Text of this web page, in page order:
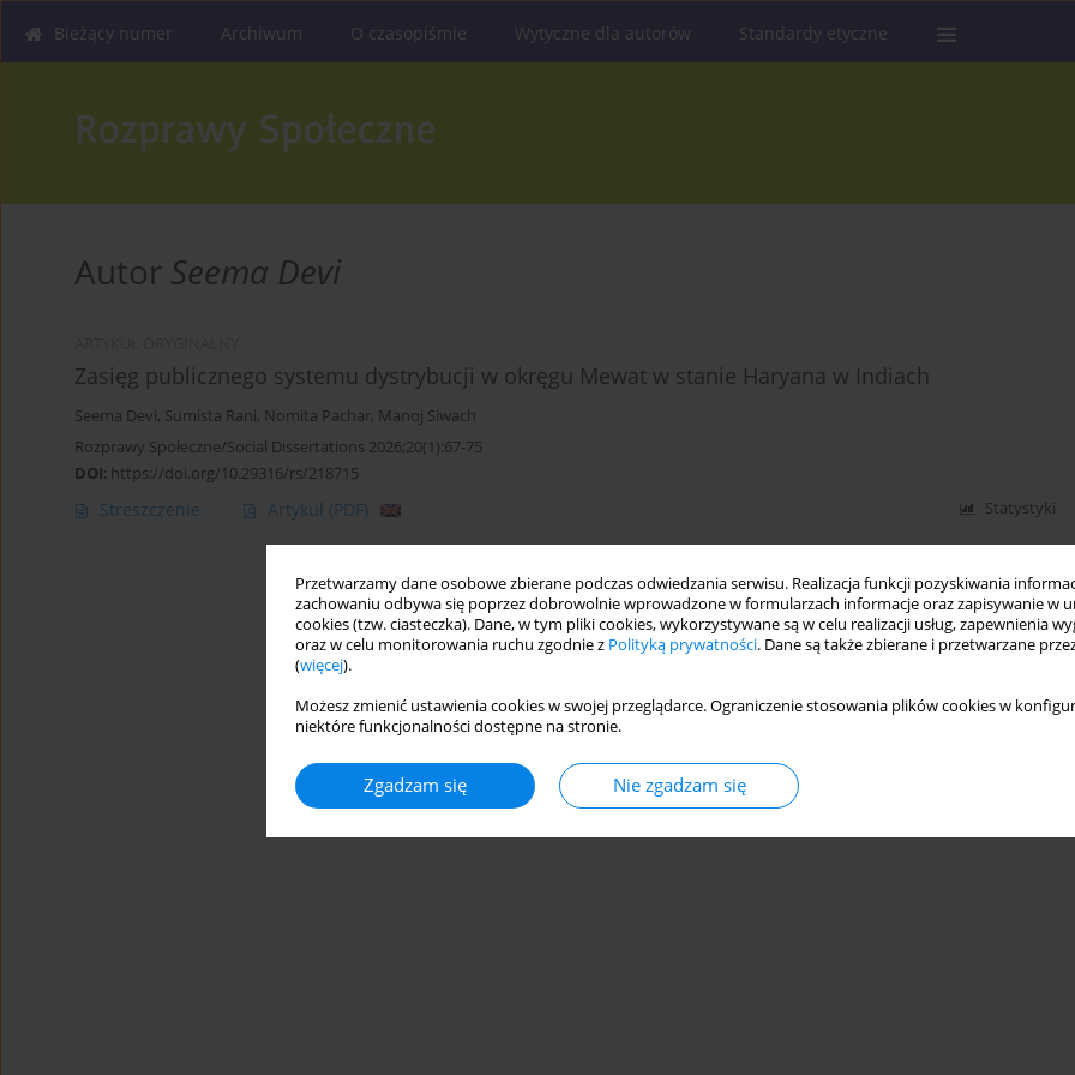
Przetwarzamy dane osobowe zbierane podczas odwiedzania serwisu. Realizacja funkcji pozyskiwania
zachowaniu odbywa się poprzez dobrowolnie wprowadzone w formularzach informacje oraz zapisywanie w
cookies (tzw. ciasteczka). Dane, w tym pliki cookies, wykorzystywane są w celu realizacji usług, zapewnienia
oraz w celu monitorowania ruchu zgodnie z Polityką prywatności. Dane są także zbierane i przetwarzane
(więcej).
Możesz zmienić ustawienia cookies w swojej przeglądarce. Ograniczenie stosowania plików cookies w
niektóre funkcjonalności dostępne na stronie.
Zgadzam się Nie zgadzam się
Bieżący numer Archiwum O czasopiśmie Wytyczne dla autorów Standardy etyczne
Autor Seema Devi
Zasięg publicznego systemu dystrybucji w okręgu Mewat w stanie Haryana w Indiach
Seema Devi, Sumista Rani, Nomita Pachar, Manoj Siwach
Rozprawy Społeczne/Social Dissertations 2026;20(1):67-75
DOI: https://doi.org/10.29316/rs/218715
Streszczenie Artykuł (PDF) Statystyki